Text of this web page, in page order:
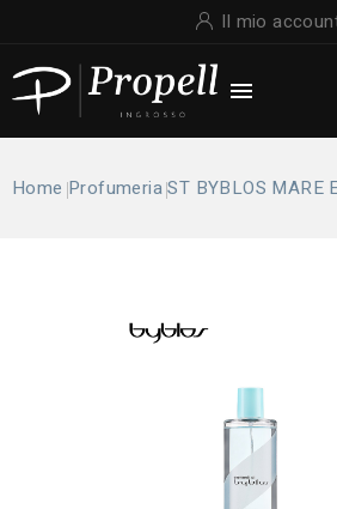
Il mio

Home Profumeria ST BYBLOS MARE